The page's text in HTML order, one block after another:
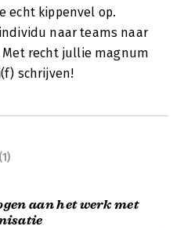
echt kippenvel op.
naar teams naar
recht jullie magnum
schrijven!
(1)
aan het werk met